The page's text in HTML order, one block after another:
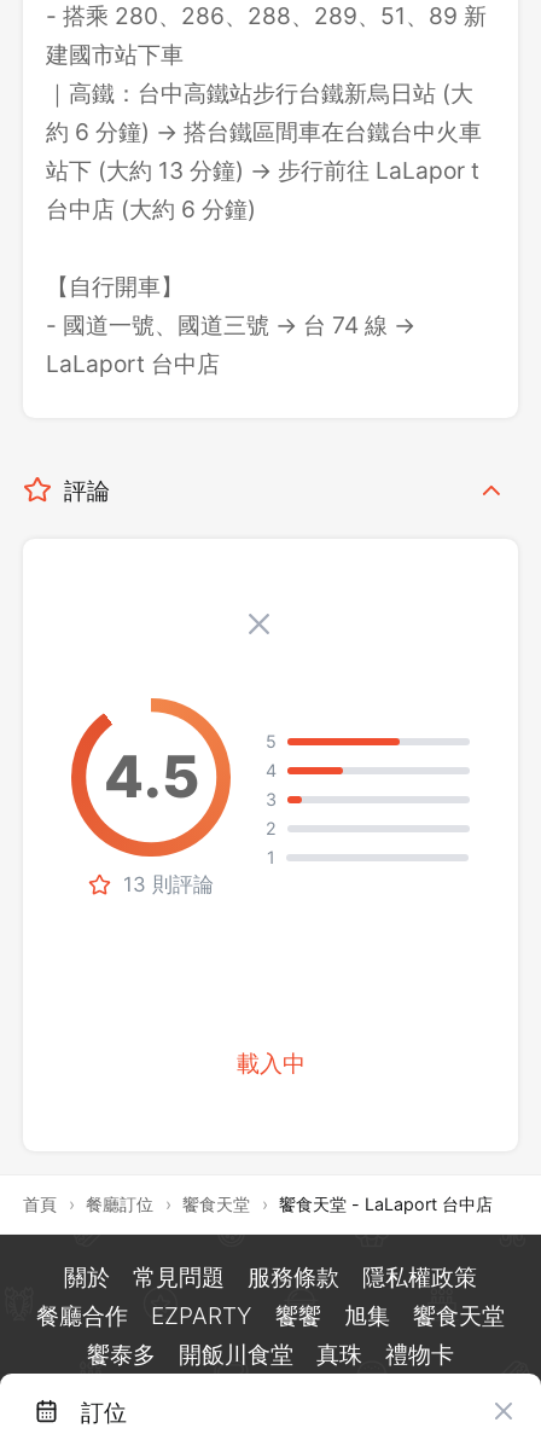
- 搭乘 280、286、288、289、51、89 新
建國市站下車
｜高鐵：台中高鐵站步行台鐵新烏日站 (大
約 6 分鐘) → 搭台鐵區間車在台鐵台中火車
站下 (大約 13 分鐘) → 步行前往 LaLapor t
台中店 (大約 6 分鐘)
【自行開車】
- 國道一號、國道三號 → 台 74 線 →
LaLaport 台中店
評論
13 則評論
5
4
3
2
1
載入中
訂位
首頁 › 餐廳訂位 › 饗食天堂 › 饗食天堂 - LaLaport 台中店
關於 常見問題 服務條款
隱私權政策
餐廳合作
EZPARTY 饗饗 旭集
饗食天堂
饗泰多
開飯川食堂 真珠 禮物卡